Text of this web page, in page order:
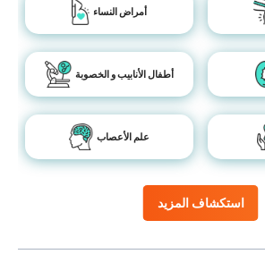
استكشاف المزيد
أمراض النساء
أطفال الأنابيب و الخصوبة
علم الأعصاب